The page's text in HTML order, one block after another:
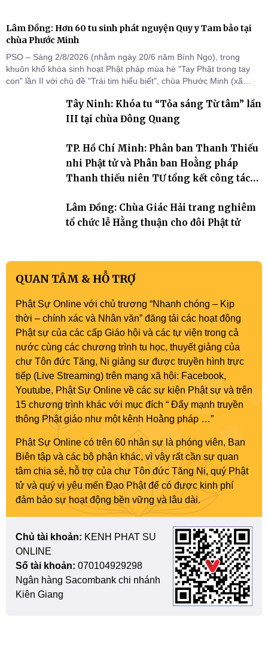
Lâm Đồng: Hơn 60 tu sinh phát nguyện Quy y Tam bảo tại
chùa Phước Minh
PSO – Sáng 2/8/2026 (nhằm ngày 20/6 năm Bính Ngọ), trong
khuôn khổ khóa sinh hoạt Phật pháp mùa hè "Tay Phật trong tay
con" lần II với chủ đề "Trái tim hiểu biết", chùa Phước Minh (xã
cho hơn 60 tu sinh.Tây Ninh: Khóa tu “Tỏa sáng Từ tâm” lần
III tại chùa Đông Quang
TP. Hồ Chí Minh: Phân ban Thanh Thiếu
nhi Phật tử và Phân ban Hoằng pháp
Thanh thiếu niên TƯ tổng kết công tác
Lâm Đồng: Chùa Giác Hải trang nghiêm
tổ chức lễ Hằng thuận cho đôi Phật tử
QUAN TÂM & HỖ TRỢ
Phật Sự Online với chủ trương “Nhanh chóng – Kịp
thời – chính xác và Nhân văn” đăng tải các hoạt động
Phật sự của các cấp Giáo hội và các tự viện trong cả
nước cùng các chương trình tu học, thuyết giảng của
chư Tôn đức Tăng, Ni giảng sư được truyền hình trực
tiếp (Live Streaming) trên mạng xã hội: Facebook,
Youtube, Phật Sự Online về các sự kiện Phật sự và trên
15 chương trình khác với mục đích “ Đẩy mạnh truyền
thông Phật giáo như một kênh Hoằng pháp …”
Phật Sự Online có trên 60 nhân sự là phóng viên, Ban
Biên tập và các bộ phận khác, vì vậy rất cần sự quan
tâm chia sẻ, hỗ trợ của chư Tôn đức Tăng Ni, quý Phật
tử và quý vị yêu mến Đạo Phật để có được kinh phí
đảm bảo sự hoạt động bền vững và lâu dài.
Chủ tài khoản: KENH PHAT SU
ONLINE
Số tài khoản: 070104929298
Ngân hàng Sacombank chi nhánh
Kiên Giang